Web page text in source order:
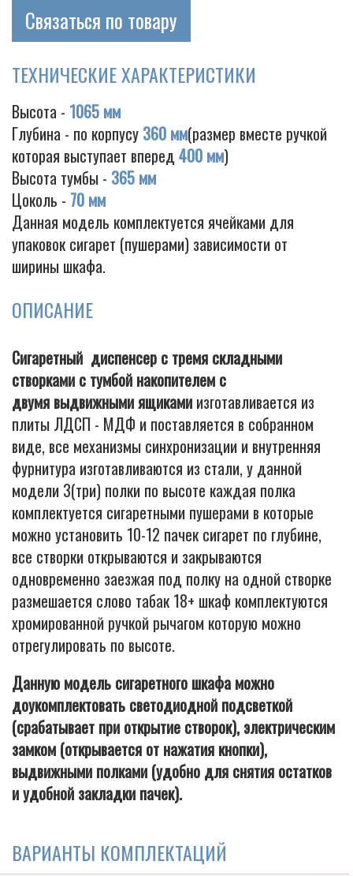
Связаться по товару
ТЕХНИЧЕСКИЕ ХАРАКТЕРИСТИКИ
Высота - 1065 мм
Глубина - по корпусу 360 мм(размер вместе ручкой
которая выступает вперед400 мм)
Высота тумбы - 365 мм
Цоколь - 70 мм
Данная модель комплектуется ячейками для
упаковок сигарет (пушерами) зависимости от
ширины шкафа.
ОПИСАНИЕ
Сигаретный диспенсер с тремя складными
створками с тумбой накопителем с
двумя выдвижными ящиками изготавливается из
плиты ЛДСП - МДФ и поставляется в собранном
виде, все механизмы синхронизации и внутренняя
фурнитура изготавливаются из стали, у данной
модели 3(три) полки по высоте каждая полка
комплектуется сигаретными пушерами в которые
можно установить 10-12 пачек сигарет по глубине,
все створки открываются и закрываются
одновременно заезжая под полку на одной створке
размешается слово табак 18+ шкаф комплектуются
хромированной ручкой рычагом которую можно
отрегулировать по высоте.
Данную модель сигаретного шкафа можно
доукомплектовать светодиодной подсветкой
(срабатывает при открытие створок), электрическим
замком (открывается от нажатия кнопки),
выдвижными полками (удобно для снятия остатков
и удобной закладки пачек).
ВАРИАНТЫ КОМПЛЕКТАЦИЙ